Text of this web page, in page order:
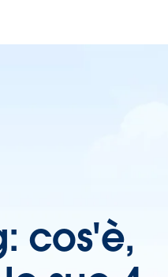
cos'è,